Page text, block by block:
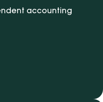
accounting
Youtube